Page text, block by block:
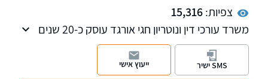
צפיות:15,316
משרד עורכי דין ונוטריון חגי אורגד עוסק כ-20 שנים
בתחומים הבאים: לשון הרע, דיני ירושה, צוואות,
התנגדויות לצוואות, משפט מסחרי ואזרחי ונדל"ן.
SMS ישיר ייעוץ אישי